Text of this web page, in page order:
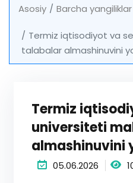
Asosiy Barcha yangiliklar
Termiz iqtisodiyot va
talabalar almashinuvini
Termiz
universiteti
almashinuvini
05.06.2026